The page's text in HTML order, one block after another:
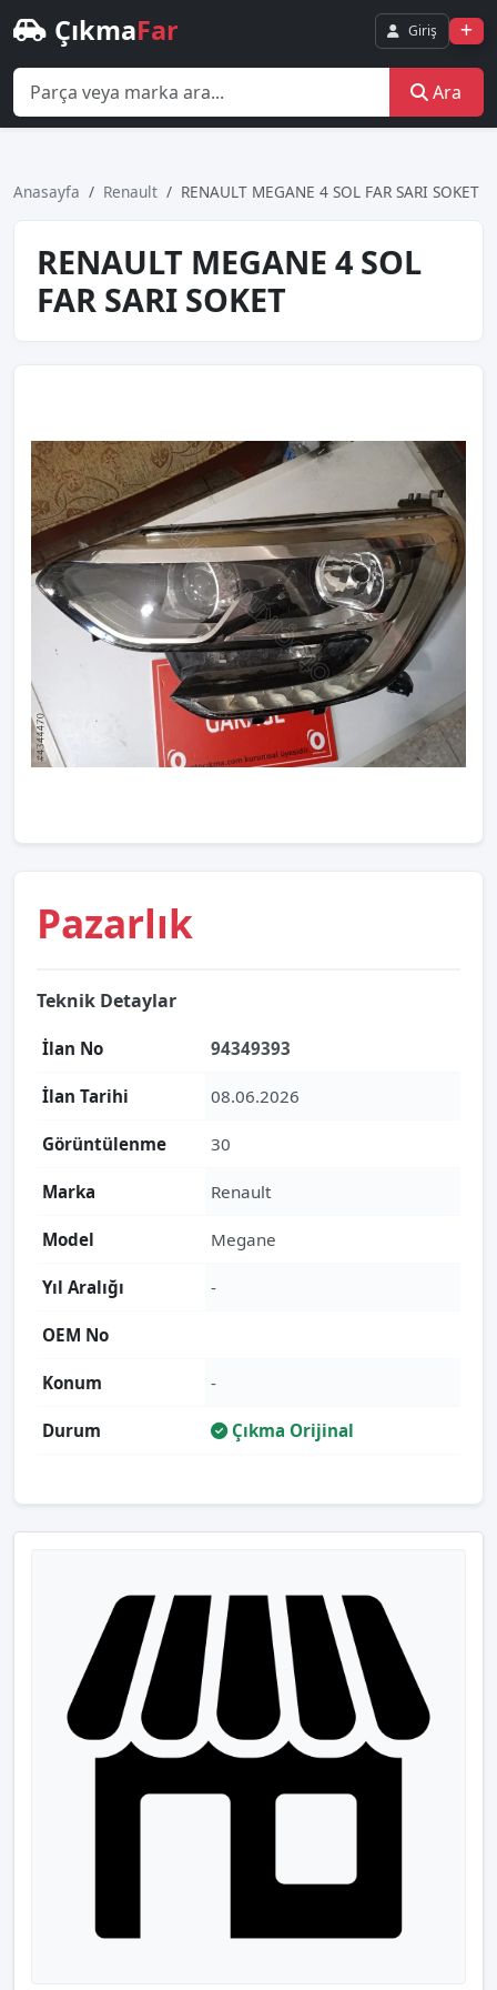
ÇıkmaFar Giriş
Ara
Anasayfa Renault RENAULT MEGANE 4 SOL FAR SARI SOKET
RENAULT MEGANE 4 SOL
FAR SARI SOKET
Pazarlık
Teknik Detaylar
İlan No 94349393
İlan Tarihi 08.06.2026
Görüntülenme 30
Marka Renault
Model Megane
Yıl Aralığı -
OEM No
Konum -
Durum Çıkma Orijinal